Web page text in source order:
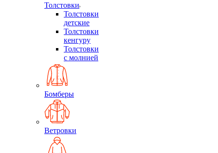
Толстовки
Толстовки
детские
Толстовки
кенгуру
Толстовки
с молнией
Бомберы
Ветровки